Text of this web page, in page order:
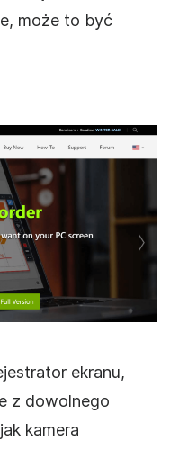
może to być
ekranu,
z dowolnego
kamera